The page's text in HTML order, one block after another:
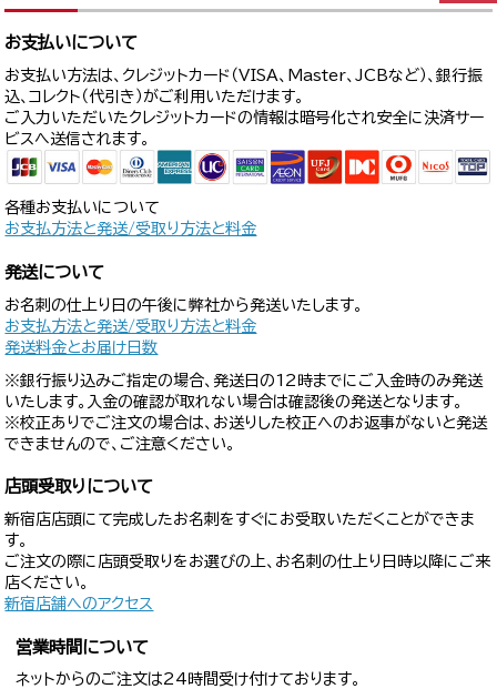
お支払いについて
お支払い方法は、クレジットカード（VISA、Master、JCBなど）、銀行振
込、コレクト（代引き）がご利用いただけます。
ご入力いただいたクレジットカードの情報は暗号化され安全に決済サー
ビスへ送信されます。
各種お支払いについて
お支払方法と発送/受取り方法と料金
発送について
お名刺の仕上り日の午後に弊社から発送いたします。
お支払方法と発送/受取り方法と料金
発送料金とお届け日数
※銀行振り込みご指定の場合、発送日の12時までにご入金時のみ発送
いたします。入金の確認が取れない場合は確認後の発送となります。
※校正ありでご注文の場合は、お送りした校正へのお返事がないと発送
できませんので、ご注意ください。
店頭受取りについて
新宿店店頭にて完成したお名刺をすぐにお受取いただくことができま
す。
ご注文の際に店頭受取りをお選びの上、お名刺の仕上り日時以降にご来
店ください。
新宿店舗へのアクセス
営業時間について
ネットからのご注文は24時間受け付けております。